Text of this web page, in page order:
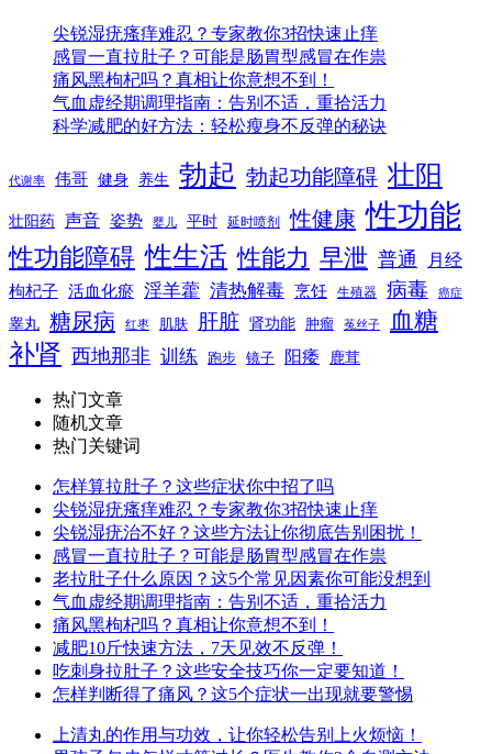
尖锐湿疣瘙痒难忍？专家教你3招快速止痒
感冒一直拉肚子？可能是肠胃型感冒在作祟
痛风黑枸杞吗？真相让你意想不到！
气血虚经期调理指南：告别不适，重拾活力
科学减肥的好方法：轻松瘦身不反弹的秘诀
代谢率 伟哥 健身 养生 勃起 勃起功能障碍 壮阳
壮阳药 声音 姿势 婴儿 平时 延时喷剂 性健康 性功能
性功能障碍 性生活 性能力 早泄 普通 月经
枸杞子 活血化瘀 淫羊藿 清热解毒 烹饪 生殖器 病毒 癌症
睾丸 糖尿病 红枣 肌肤 肝脏 肾功能 肿瘤 菟丝子 血糖
补肾 西地那非 训练 跑步 镜子 阳痿 鹿茸
热门文章
随机文章
热门关键词
怎样算拉肚子？这些症状你中招了吗
尖锐湿疣瘙痒难忍？专家教你3招快速止痒
尖锐湿疣治不好？这些方法让你彻底告别困扰！
感冒一直拉肚子？可能是肠胃型感冒在作祟
老拉肚子什么原因？这5个常见因素你可能没想到
气血虚经期调理指南：告别不适，重拾活力
痛风黑枸杞吗？真相让你意想不到！
减肥10斤快速方法，7天见效不反弹！
吃刺身拉肚子？这些安全技巧你一定要知道！
怎样判断得了痛风？这5个症状一出现就要警惕
上清丸的作用与功效，让你轻松告别上火烦恼！